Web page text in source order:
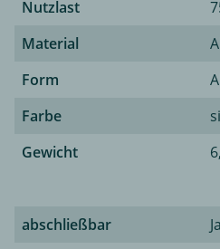
Nutzlast
Material
Form
Farbe
Gewicht
abschließbar
Ja